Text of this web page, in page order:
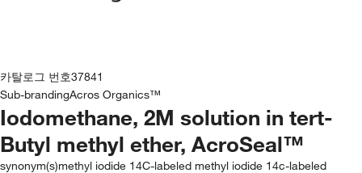
카탈로그 번호37841
Sub-brandingAcros Organics™
Iodomethane, 2M solution in tert-
Butyl methyl ether, AcroSeal™
synonym(s)methyl iodide 14C-labeled methyl iodide 14c-labeled